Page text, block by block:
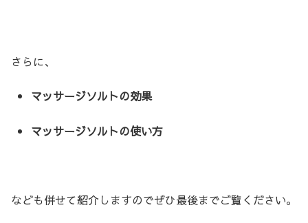
さらに、
マッサージソルトの効果
マッサージソルトの使い方
なども併せて紹介しますのでぜひ最後までご覧ください。